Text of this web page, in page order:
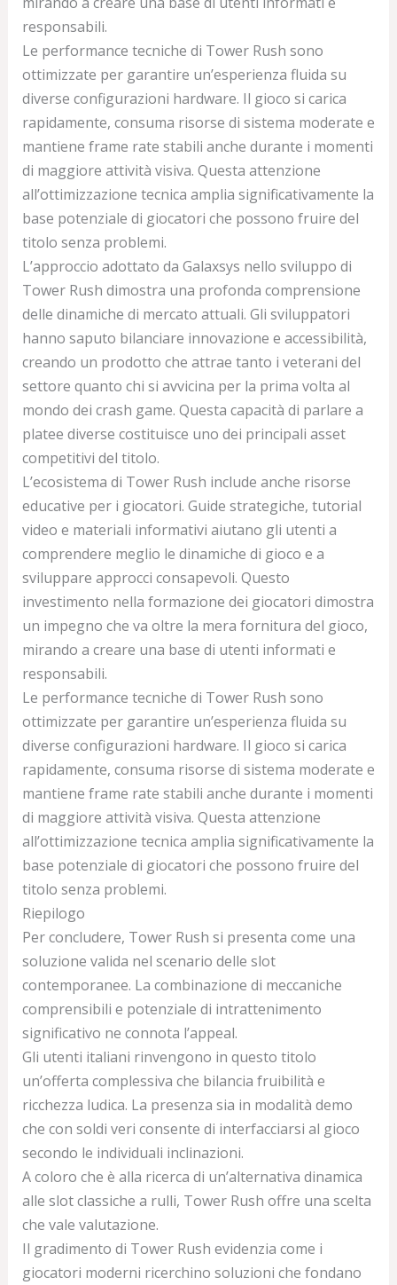
responsabili.
Le performance tecniche di Tower Rush sono
ottimizzate per garantire un’esperienza fluida su
diverse configurazioni hardware. Il gioco si carica
rapidamente, consuma risorse di sistema moderate e
mantiene frame rate stabili anche durante i momenti
di maggiore attività visiva. Questa attenzione
all’ottimizzazione tecnica amplia significativamente la
base potenziale di giocatori che possono fruire del
titolo senza problemi.
L’approccio adottato da Galaxsys nello sviluppo di
Tower Rush dimostra una profonda comprensione
delle dinamiche di mercato attuali. Gli sviluppatori
hanno saputo bilanciare innovazione e accessibilità,
creando un prodotto che attrae tanto i veterani del
settore quanto chi si avvicina per la prima volta al
mondo dei crash game. Questa capacità di parlare a
platee diverse costituisce uno dei principali asset
competitivi del titolo.
L’ecosistema di Tower Rush include anche risorse
educative per i giocatori. Guide strategiche, tutorial
video e materiali informativi aiutano gli utenti a
comprendere meglio le dinamiche di gioco e a
sviluppare approcci consapevoli. Questo
investimento nella formazione dei giocatori dimostra
un impegno che va oltre la mera fornitura del gioco,
mirando a creare una base di utenti informati e
responsabili.
Le performance tecniche di Tower Rush sono
ottimizzate per garantire un’esperienza fluida su
diverse configurazioni hardware. Il gioco si carica
rapidamente, consuma risorse di sistema moderate e
mantiene frame rate stabili anche durante i momenti
di maggiore attività visiva. Questa attenzione
all’ottimizzazione tecnica amplia significativamente la
base potenziale di giocatori che possono fruire del
titolo senza problemi.
Riepilogo
Per concludere, Tower Rush si presenta come una
soluzione valida nel scenario delle slot
contemporanee. La combinazione di meccaniche
comprensibili e potenziale di intrattenimento
significativo ne connota l’appeal.
Gli utenti italiani rinvengono in questo titolo
un’offerta complessiva che bilancia fruibilità e
ricchezza ludica. La presenza sia in modalità demo
che con soldi veri consente di interfacciarsi al gioco
secondo le individuali inclinazioni.
A coloro che è alla ricerca di un’alternativa dinamica
alle slot classiche a rulli, Tower Rush offre una scelta
che vale valutazione.
Il gradimento di Tower Rush evidenzia come i
giocatori moderni ricerchino soluzioni che fondano